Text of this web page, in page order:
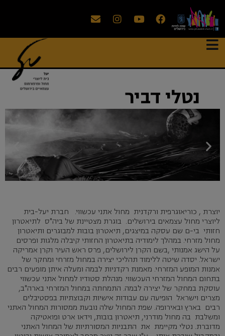
נטלי דביר
יוצרת , כוריאוגרפית ורקדנית מחול אתני עכשווי. חברת יעל-בית
ליוצרי מחול עצמאים בירושלים. בוגרת מצטיינת של ביה"ס לתיאטרון
חזותי בי-ם שם עסקה במיצגים, תיאטרון בובות למבוגרים ותיאטרון
מחול מזרחי. במהלך לימודיה בתיאטרון החזותי קיבלה מלגות ופרסים
על הישג אמנותי ,בשם הקרן לירושלים, פרס ראש העיר וקרן אמריקה
ישראל. יסדה שיטה ללימוד תהליכי יצירה במחול מזרחי ומחקר של
אמנות המופע המזרחי. מאמנת רקדניות לבמה ומעלה איתן מופעים רבים
בתחום המחול המזרחי העכשווי. מנהלת סטודיו למחול אתני עכשווי
עוסקת במחקר של יצירה לבמה. התמחתה במחול המזרחי בארה"ב,
מצרים וישראל הופיעה עם עבודות אישיות וקבוצתיות בפסטיבלים
רבים בארץ ובאירופה. שפת המחול שלה נובעת ממסורות המחול האתני
ומשלבת בה מחול מודרני, תיאטרון בובות, וידאו ארט ופואטיקה
מדוברת. נטלי מקיימת את התבניות המסורתיות של המחול האתני